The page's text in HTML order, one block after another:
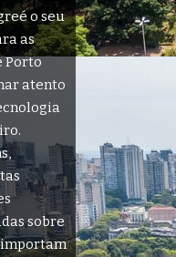
o seu
as
Porto
atento
sobre
importam